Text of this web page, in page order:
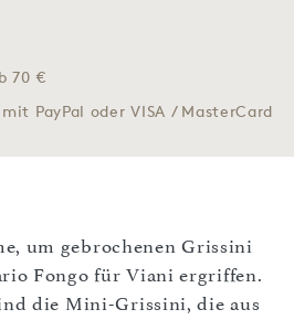
70 €
PayPal oder VISA / MasterCard
um gebrochenen Grissini
Fongo für Viani ergriffen.
die Mini-Grissini, die aus